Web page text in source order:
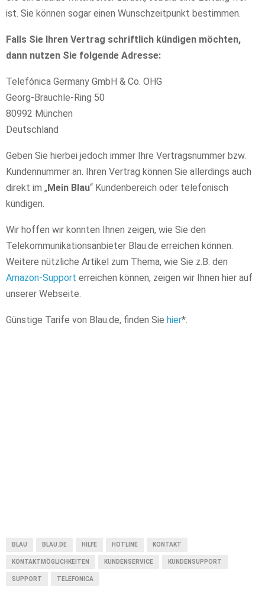
ist. Sie können sogar einen Wunschzeitpunkt bestimmen.
Falls Sie Ihren Vertrag schriftlich kündigen möchten,
dann nutzen Sie folgende Adresse:
Telefónica Germany GmbH & Co. OHG
Georg-Brauchle-Ring 50
80992 München
Deutschland
Geben Sie hierbei jedoch immer Ihre Vertragsnummer bzw.
Kundennummer an. Ihren Vertrag können Sie allerdings auch
direkt im „ Mein Blau“ Kundenbereich oder telefonisch
kündigen.
Wir hoffen wir konnten Ihnen zeigen, wie Sie den
Telekommunikationsanbieter Blau.de erreichen können.
Weitere nützliche Artikel zum Thema, wie Sie z.B. den
Amazon-Support erreichen können, zeigen wir Ihnen hier auf
unserer Webseite.
Günstige Tarife von Blau.de, finden Sie hier*.
BLAU BLAU.DE HILFE HOTLINE KONTAKT
KONTAKTMÖGLICHKEITEN KUNDENSERVICE KUNDENSUPPORT
SUPPORT TELEFONICA